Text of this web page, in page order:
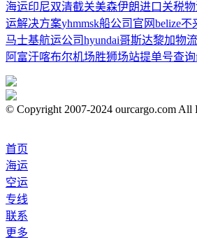
海运印尼双清截关美森伊朗进口关税
运解决方案yhmmsk船公司官网belize不
马士基航运公司hyundai哥斯达黎加物
阿富汗喀布尔机场胜狮场站提单号查询
© Copyright 2007-2024 ourcargo.com All
首页
海运
空运
专线
联系
更多